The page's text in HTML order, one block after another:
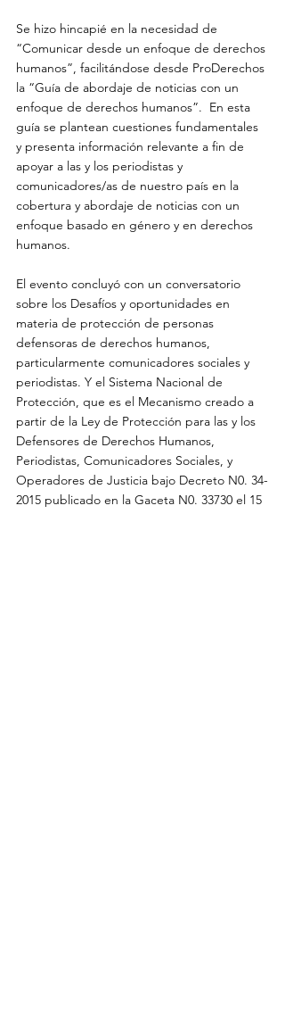
Se hizo hincapié en la necesidad de
“Comunicar desde un enfoque de derechos
humanos”, facilitándose desde ProDerechos
la “Guía de abordaje de noticias con un
enfoque de derechos humanos”.  En esta
guía se plantean cuestiones fundamentales
y presenta información relevante a fin de
apoyar a las y los periodistas y
comunicadores/as de nuestro país en la
cobertura y abordaje de noticias con un
enfoque basado en género y en derechos
humanos.
El evento concluyó con un conversatorio
sobre los Desafíos y oportunidades en
materia de protección de personas
defensoras de derechos humanos,
particularmente comunicadores sociales y
periodistas. Y el Sistema Nacional de
Protección, que es el Mecanismo creado a
partir de la Ley de Protección para las y los
Defensores de Derechos Humanos,
Periodistas, Comunicadores Sociales, y
Operadores de Justicia bajo Decreto N0. 34-
2015 publicado en la Gaceta N0. 33730 el 15